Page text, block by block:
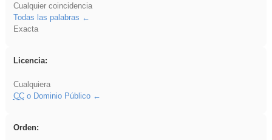
Cualquier coincidencia
Todas las palabras
Exacta
Licencia:
Cualquiera
CCo Dominio Público
Orden: